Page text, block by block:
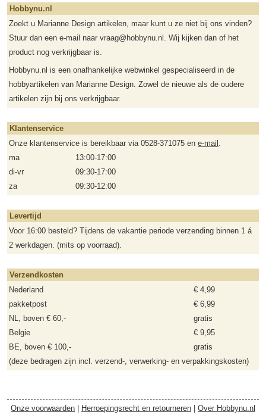
Hobbynu.nl
Zoekt u Marianne Design artikelen, maar kunt u ze niet bij ons vinden?
Stuur dan een e-mail naar vraag@hobbynu.nl. Wij kijken dan of het
product nog verkrijgbaar is.
Hobbynu.nl is een onafhankelijke webwinkel gespecialiseerd in de
hobbyartikelen van Marianne Design. Zowel de nieuwe als de oudere
artikelen zijn bij ons verkrijgbaar.
Klantenservice
Onze klantenservice is bereikbaar via 0528-371075 en e-mail .
ma
13:00-17:00
di-vr
09:30-17:00
za
09:30-12:00
Levertijd
Voor 16:00 besteld? Tijdens de vakantie periode verzending binnen 1 á
2 werkdagen. (mits op voorraad).
Verzendkosten
Nederland
€ 4,99
pakketpost
€ 6,99
NL, boven € 60,-
gratis
Belgie
€ 9,95
BE, boven € 100,-
gratis
(deze bedragen zijn incl. verzend-, verwerking- en verpakkingskosten)
Onze voorwaarden Herroepingsrecht en retourneren
Over Hobbynu.nl